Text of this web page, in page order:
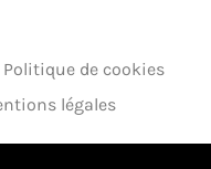
Politique de cookies
légales